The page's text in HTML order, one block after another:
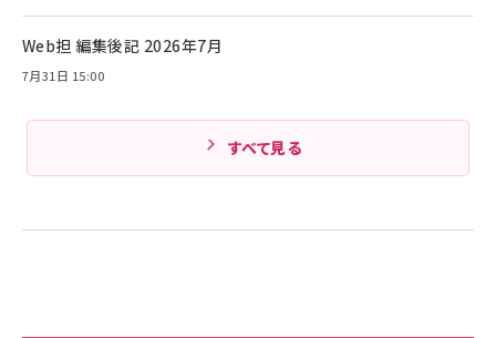
Amazonランキングをもっと見る
Web担 編集後記 2026年7月
7月31日 15:00
すべて見る